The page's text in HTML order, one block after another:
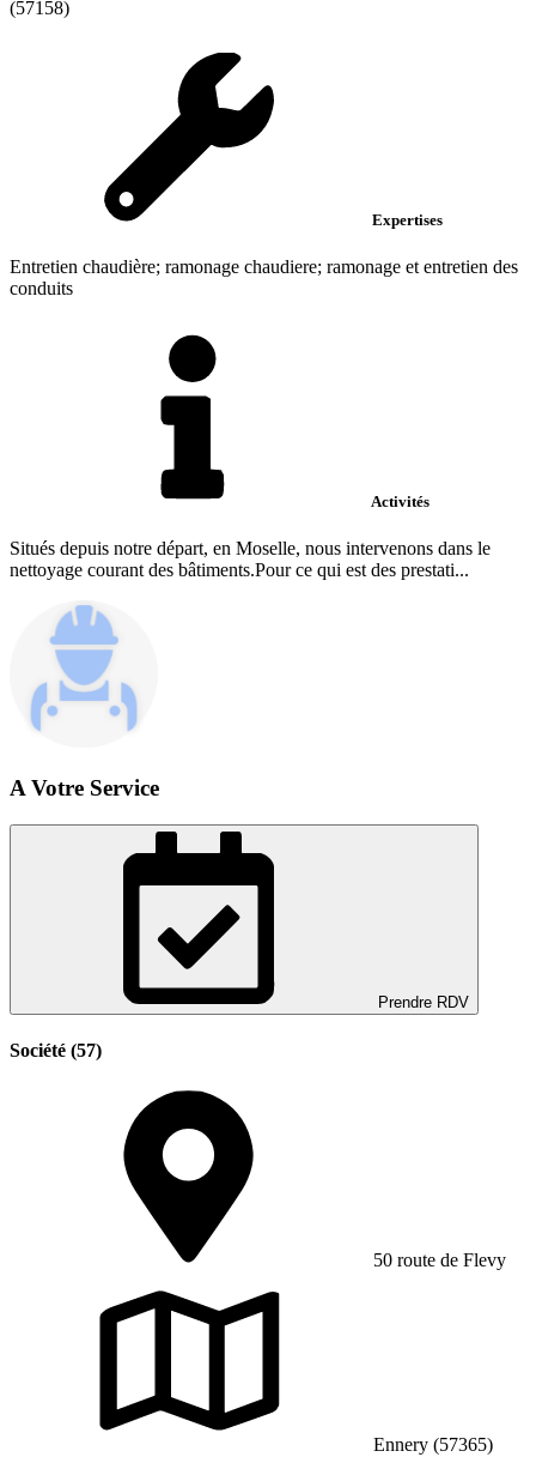
(57158)
Expertises
Entretien chaudière; ramonage chaudiere; ramonage et entretien des
conduits
Activités
Situés depuis notre départ, en Moselle, nous intervenons dans le
nettoyage courant des bâtiments.Pour ce qui est des prestati...
A Votre Service
Prendre RDV
Société (57)
50 route de Flevy
Ennery (57365)